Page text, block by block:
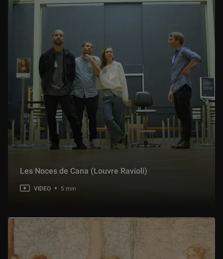
Les Noces de Cana (Louvre Ravioli)
VIDEO 5 min